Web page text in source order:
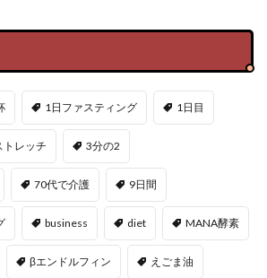
1日ファスティング 1日目
トレッチ 3分の2
70代で介護 9日間
business diet MANA酵素
βエンドルフィン えごま油